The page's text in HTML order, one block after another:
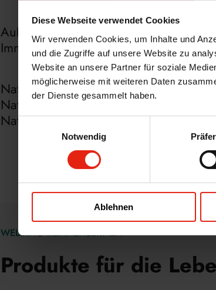
Diese Webseite verwendet Cookies
Wir verwenden Cookies, um Inhalte und
und die Zugriffe auf unsere Website zu
Website an unsere Partner für soziale
möglicherweise mit weiteren Daten
der Dienste gesammelt haben.
Einwilligungsauswahl
Notwendig
Ablehnen
Außerdem werden Carotinoide bei
Immunsystems oder des
Nature Gold
Nature Red
Nature Yellow
WELDING KENNENLERNEN
Produkte für die